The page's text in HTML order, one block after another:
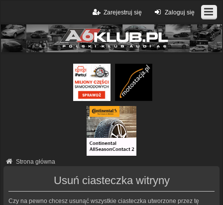
Zaloguj się
Zarejestruj się
Strona główna
Usuń ciasteczka witryny
Czy na pewno chcesz usunąć wszystkie ciasteczka utworzone przez tę